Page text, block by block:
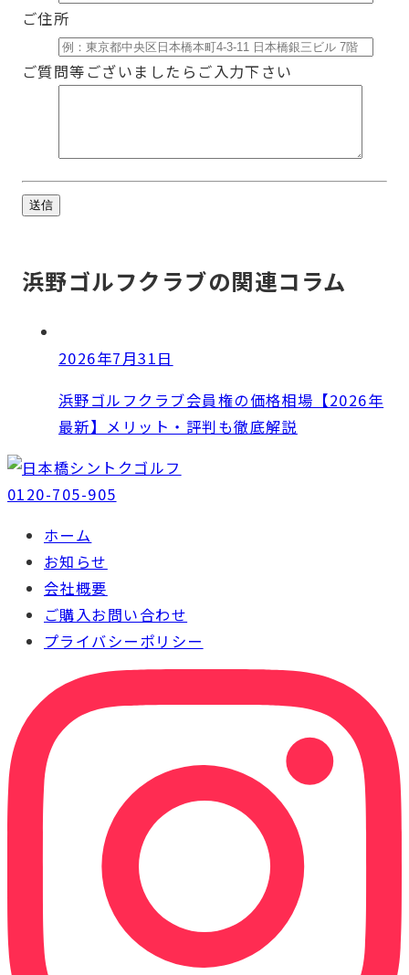
ご住所
ご質問等ございましたらご入力下さい
浜野ゴルフクラブの関連コラム
2026年7月31日
浜野ゴルフクラブ会員権の価格相場【2026年
最新】メリット・評判も徹底解説
0120-705-905
ホーム
お知らせ
会社概要
ご購入お問い合わせ
プライバシーポリシー